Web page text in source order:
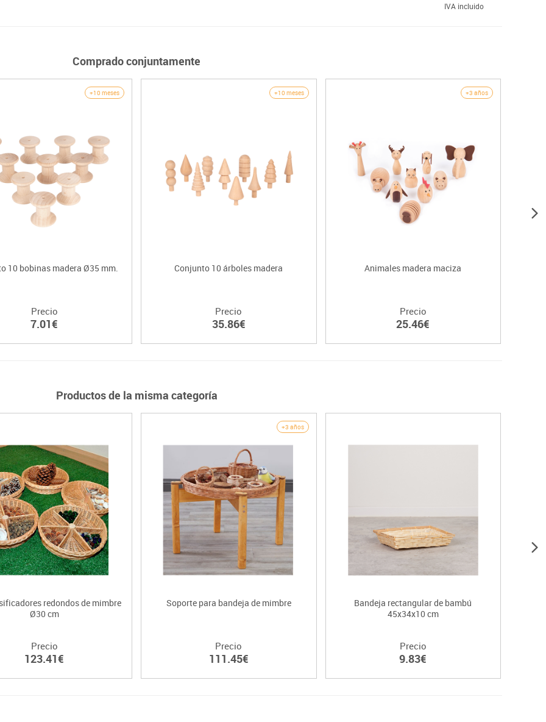
IVA incluido
Comprado conjuntamente
+10 meses
10 bobinas madera Ø35 mm.
Precio
7.01€
+10 meses
Conjunto 10 árboles madera
Precio
35.86€
+3 años
Animales madera maciza
Precio
25.46€
Productos de la misma categoría
redondos de mimbre
Ø30 cm
Precio
123.41€
+3 años
Soporte para bandeja de mimbre
Precio
111.45€
Bandeja rectangular de bambú
45x34x10 cm
Precio
9.83€